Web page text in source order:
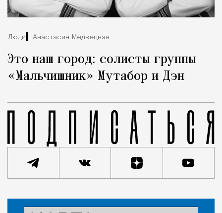
Люди Анастасия Медвецкая
Это наш город: солисты группы
«Мальчишник» Мутабор и Дэн